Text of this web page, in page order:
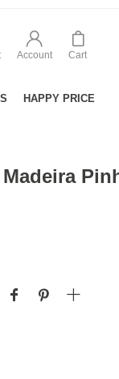
Account Cart
HAPPY PRICE